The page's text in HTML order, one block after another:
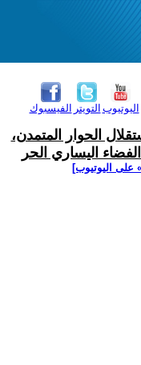
الفيسبوك التويتر اليوتيوب
الحوار المتمدن،
اليساري الحر
على اليوتيوب]